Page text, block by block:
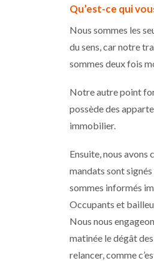
Qu’est-ce qui
Nous sommes les
du sens, car notre
sommes deux fois
Notre autre point
possède des
immobilier.
Ensuite, nous
mandats sont
sommes informés
Occupants et
Nous nous
matinée le dégât
relancer, comme